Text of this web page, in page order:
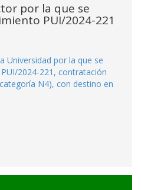
por la que se
PUI/2024-221
Universidad por la que se
2024-221, contratación
N4), con destino en